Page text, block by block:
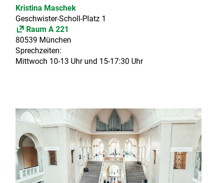
Kristina Maschek
Geschwister-Scholl-Platz 1
Raum A 221
80539 München
Sprechzeiten:
Mittwoch 10-13 Uhr und 15-17:30 Uhr